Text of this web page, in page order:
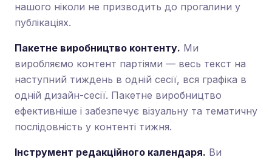
нашого ніколи не призводить до прогалини у
публікаціях.
Пакетне виробництво контенту. Ми
виробляємо контент партіями — весь текст на
наступний тиждень в одній сесії, вся графіка в
одній дизайн-сесії. Пакетне виробництво
ефективніше і забезпечує візуальну та тематичну
послідовність у контенті тижня.
Інструмент редакційного календаря. Ви